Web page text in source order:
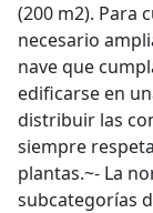
(200 m2). Para
necesario
nave que
edificarse en
distribuir las
siempre
plantas.~- La
subcategorías